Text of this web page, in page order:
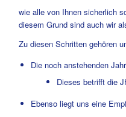
wie alle von Ihnen sicherlich
diesem Grund sind auch wir
Zu diesen Schritten gehören
Die noch anstehenden
Dieses betrifft die
Ebenso liegt uns eine